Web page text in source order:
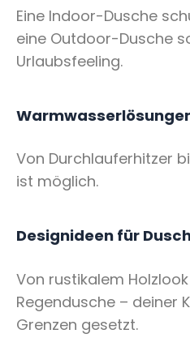
Eine Indoor-Dusche
eine Outdoor-Dusche
Urlaubsfeeling.
Von Durchlauferhitzer
ist möglich.
Designideen für
Von rustikalem
Regendusche – deiner
Grenzen gesetzt.